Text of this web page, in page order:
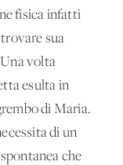
fisica infatti
sua
volta
esulta in
di Maria.
di un
che